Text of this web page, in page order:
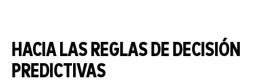
HACIA LAS REGLAS DE DECISIÓN
PREDICTIVAS